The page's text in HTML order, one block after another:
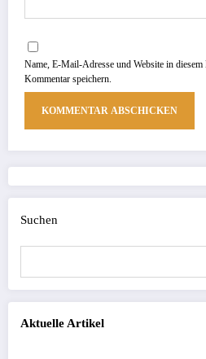
Name, E-Mail-Adresse und Website in
Kommentar speichern.
Suchen
Aktuelle Artikel